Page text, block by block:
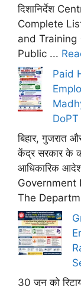
दिशानिर्देश
Complete
and Training
Public ...
Paid
बिहार, गुजरात
केंद्र सरकार के
आधिकारिक
Government
The
30 जून को